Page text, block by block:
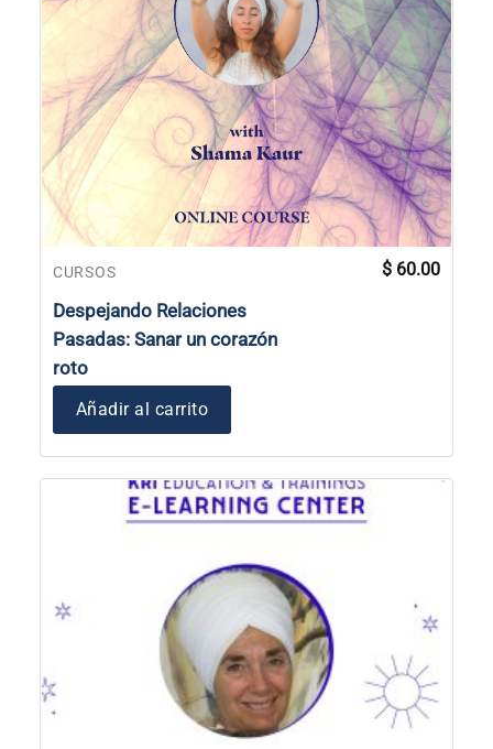
CURSOS
Despejando Relaciones
Pasadas: Sanar un corazón
roto
$ 60.00
Añadir al carrito